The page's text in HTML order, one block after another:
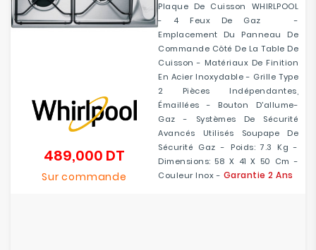
Mobilités
&
Plaque De Cuisson WHIRLPOOL
- 4 Feux De Gaz -
Emplacement Du Panneau De
Commande Côté De La Table De
Cuisson - Matériaux De Finition
En Acier Inoxydable - Grille Type
2 Pièces Indépendantes,
Émaillées - Bouton D'allume-
Gaz - Systèmes De Sécurité
Avancés Utilisés Soupape De
Sécurité Gaz - Poids: 7.3 Kg -
Dimensions: 58 X 41 X 50 Cm -
Couleur Inox - Garantie 2 Ans
489,000 DT
Sur commande